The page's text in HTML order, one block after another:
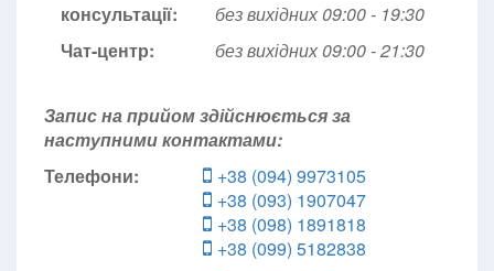
консультації:
без вихідних 09:00 - 19:30
Чат-центр:
без вихідних 09:00 - 21:30
Запис на прийом здійснюється за
наступними контактами:
Телефони:
+38 (094) 9973105
+38 (093) 1907047
+38 (098) 1891818
+38 (099) 5182838